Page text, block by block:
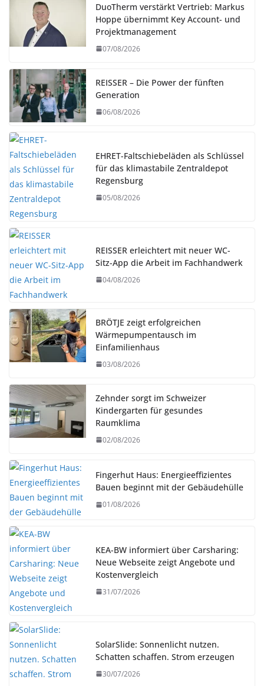
DuoTherm verstärkt Vertrieb: Markus
Hoppe übernimmt Key Account- und
Projektmanagement
07/08/2026
REISSER – Die Power der fünften
Generation
06/08/2026
EHRET-Faltschiebeläden als Schlüssel
für das klimastabile Zentraldepot
Regensburg
05/08/2026
REISSER erleichtert mit neuer WC-
Sitz-App die Arbeit im Fachhandwerk
04/08/2026
BRÖTJE zeigt erfolgreichen
Wärmepumpentausch im
Einfamilienhaus
03/08/2026
Zehnder sorgt im Schweizer
Kindergarten für gesundes
Raumklima
02/08/2026
Fingerhut Haus: Energieeffizientes
Bauen beginnt mit der Gebäudehülle
01/08/2026
KEA-BW informiert über Carsharing:
Neue Webseite zeigt Angebote und
Kostenvergleich
31/07/2026
SolarSlide: Sonnenlicht nutzen.
Schatten schaffen. Strom erzeugen
30/07/2026